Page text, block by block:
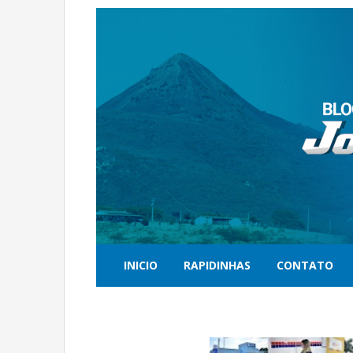
INICIO RAPIDINHAS CONTATO